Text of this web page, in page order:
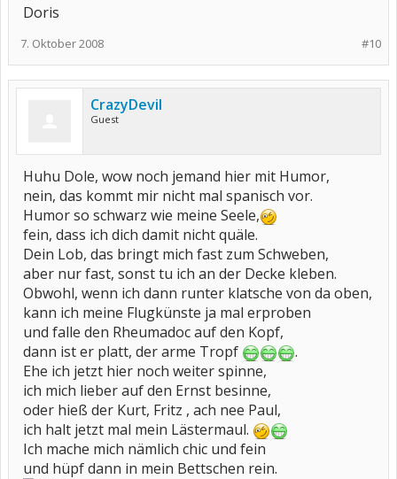
Doris
#10
7. Oktober 2008
CrazyDevil
Guest
Huhu Dole, wow noch jemand hier mit Humor,
nein, das kommt mir nicht mal spanisch vor.
Humor so schwarz wie meine Seele,
fein, dass ich dich damit nicht quäle.
Dein Lob, das bringt mich fast zum Schweben,
aber nur fast, sonst tu ich an der Decke kleben.
Obwohl, wenn ich dann runter klatsche von da oben,
kann ich meine Flugkünste ja mal erproben
und falle den Rheumadoc auf den Kopf,
dann ist er platt, der arme Tropf
.
Ehe ich jetzt hier noch weiter spinne,
ich mich lieber auf den Ernst besinne,
oder hieß der Kurt, Fritz , ach nee Paul,
ich halt jetzt mal mein Lästermaul.
Ich mache mich nämlich chic und fein
und hüpf dann in mein Bettschen rein.